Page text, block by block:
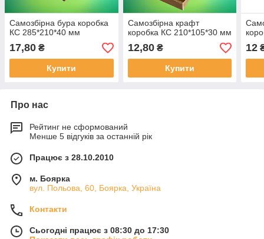
Самозбірна бура коробка
КС 285*210*40 мм
17,80 ₴
Купити
Самозбірна крафт
коробка КС 210*105*30 мм
12,80₴
Купити
12
Про нас
Рейтинг не сформований
Менше 5 відгуків за останній рік
Працює з 28.10.2010
м. Боярка
вул. Польова, 60, Боярка, Україна
Контакти
Сьогодні працює з 08:30 до 17:30